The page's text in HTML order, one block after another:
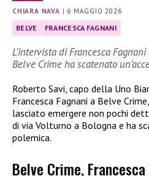
CHIARA NAVA | 6 MAGGIO 2026
BELVE FRANCESCA FAGNANI
L’intervista di Francesca
Belve Crime ha scatenato
Roberto Savi, capo della Uno
Francesca Fagnani a Belve
lasciato emergere non pochi
di via Volturno a Bologna e ha
polemica.
Belve Crime,